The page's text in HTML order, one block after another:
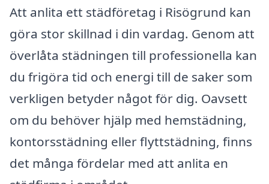
Att anlita ett städföretag i Risögrund kan
göra stor skillnad i din vardag. Genom att
överlåta städningen till professionella kan
du frigöra tid och energi till de saker som
verkligen betyder något för dig. Oavsett
om du behöver hjälp med hemstädning,
kontorsstädning eller flyttstädning, finns
det många fördelar med att anlita en